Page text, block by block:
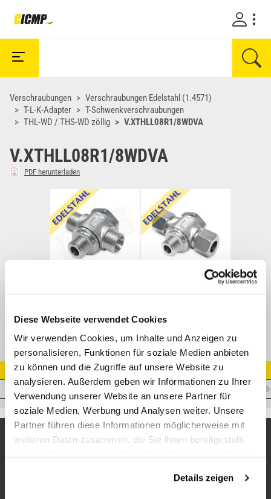
Diese Webseite verwendet Cookies
Wir verwenden Cookies, um Inhalte und Anzeigen zu
personalisieren, Funktionen für soziale Medien anbieten
zu können und die Zugriffe auf unsere Website zu
analysieren. Außerdem geben wir Informationen zu Ihrer
Verwendung unserer Website an unsere Partner für
soziale Medien, Werbung und Analysen weiter. Unsere
Partner führen diese Informationen möglicherweise mit
weiteren Daten zusammen, die Sie ihnen bereitgestellt
Details zeigen
Verschraubungen
Verschraubungen Edelstahl (1.4571)
T-L-K-Adapter
T-Schwenkverschraubungen
THL-WD / THS-WD zöllig
V.XTHLL08R1/8WDVA
V.XTHLL08R1/8WDVA
PDF herunterladen
XTH-ED T-Schwenkverschraubung mit Weichdichtung, Edelstahl
Artikel Nr.
V.XTHLL08R1/8WDVA